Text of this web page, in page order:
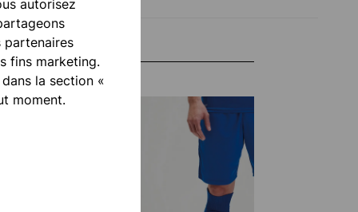
autorisez
partenaires
fins marketing.
la section «
moment.